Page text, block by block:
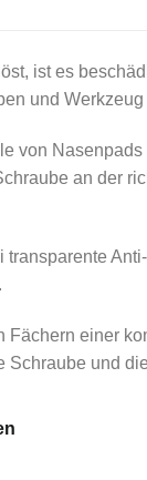
ist es
und
von
an der
transparente
Fächern einer
Schraube und